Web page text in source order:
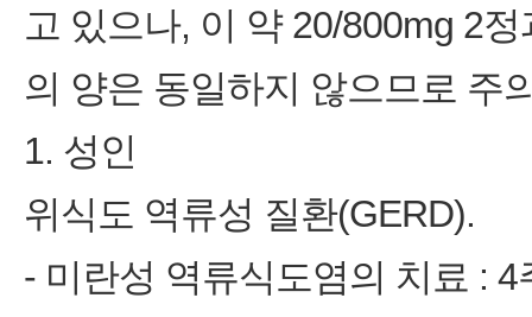
고 있으나, 이 약 20/800mg 2
의 양은 동일하지 않으므로 주
1. 성인
위식도 역류성 질환(GERD).
‑ 미란성 역류식도염의 치료 :